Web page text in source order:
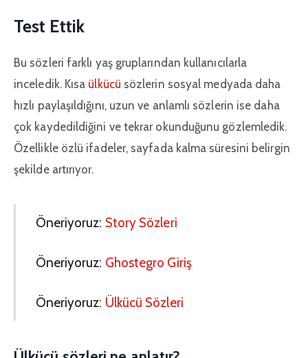
Test Ettik
Bu sözleri farklı yaş gruplarından kullanıcılarla
inceledik. Kısa ülkücü sözlerin sosyal medyada daha
hızlı paylaşıldığını, uzun ve anlamlı sözlerin ise daha
çok kaydedildiğini ve tekrar okunduğunu gözlemledik.
Özellikle özlü ifadeler, sayfada kalma süresini belirgin
şekilde artırıyor.
Öneriyoruz: Story Sözleri
Öneriyoruz: Ghostegro Giriş
Öneriyoruz: Ülkücü Sözleri